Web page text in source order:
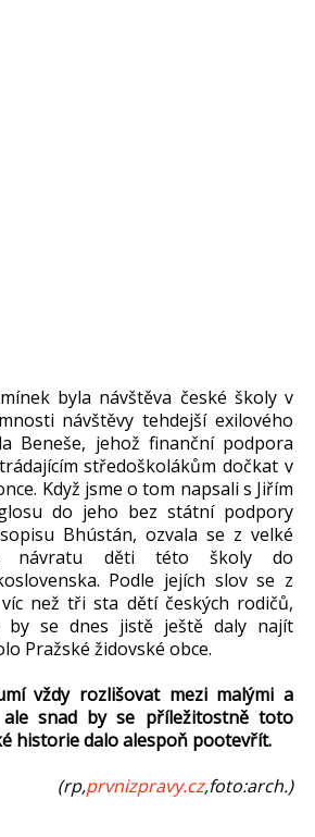
byla návštěva české školy v
návštěvy tehdejší exilového
Beneše, jehož finanční podpora
středoškolákům dočkat v
Když jsme o tom napsali s Jiřím
do jeho bez státní podpory
Bhústán, ozvala se z velké
návratu děti této školy do
Podle jejích slov se z
než tři sta dětí českých rodičů,
by se dnes jistě ještě daly najít
Pražské židovské obce.
vždy rozlišovat mezi malými a
ale snad by se příležitostně toto
historie dalo alespoň pootevřít.
(rp,prvnizpravy.cz,foto:arch.)